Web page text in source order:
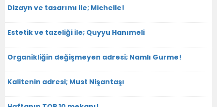
Dizayn ve tasarımı ile; Michelle!
Estetik ve tazeliği ile; Quyyu Hanımeli
Organikliğin değişmeyen adresi; Namlı Gurme!
Kalitenin adresi; Must Nişantaşı